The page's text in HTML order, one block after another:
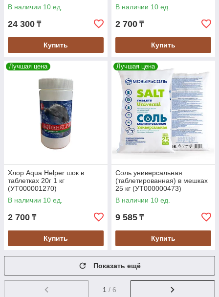
В наличии 10 ед.
24 300 ₸
Купить
В наличии 10 ед.
2 700 ₸
Купить
Лучшая цена
Хлор Aqua Helper шок в
таблетках 20г 1 кг
(УТ000001270)
В наличии 10 ед.
2 700 ₸
Купить
Лучшая цена
Соль универсальная
(таблетированная) в мешках
25 кг (УТ000000473)
В наличии 10 ед.
9 585 ₸
Купить
Показать ещё
1 / 6